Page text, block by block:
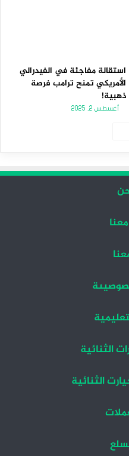
استقالة مفاجئة في الفيدرالي
الأمريكي تمنح ترامب فرصة
ذهبية!
أغسطس 2, 2025
الثنائية
الثنائية